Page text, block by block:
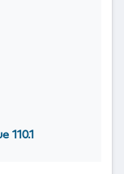
110.1